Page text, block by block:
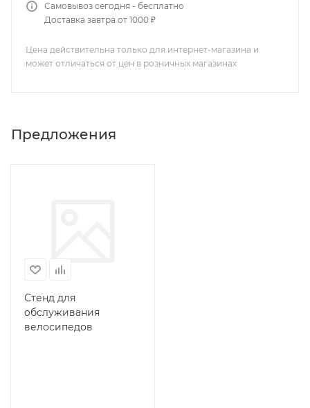
Самовывоз сегодня - бесплатно
Доставка завтра от 1000 ₽
Цена действительна только для интернет-магазина и
может отличаться от цен в розничных магазинах
Предложения
Стенд для
обслуживания
велосипедов